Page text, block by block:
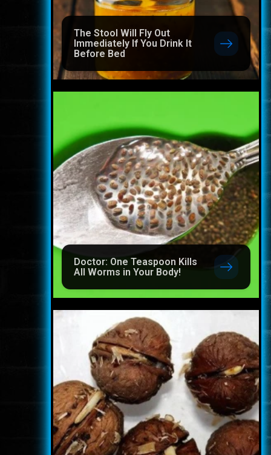
The Stool Will Fly Out
Immediately If You Drink It
Before Bed
Doctor: One Teaspoon Kills
All Worms in Your Body!